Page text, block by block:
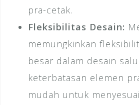
pra-cetak.
Fleksibilitas Desain:
memungkinkan
besar dalam desain
keterbatasan elemen
mudah untuk